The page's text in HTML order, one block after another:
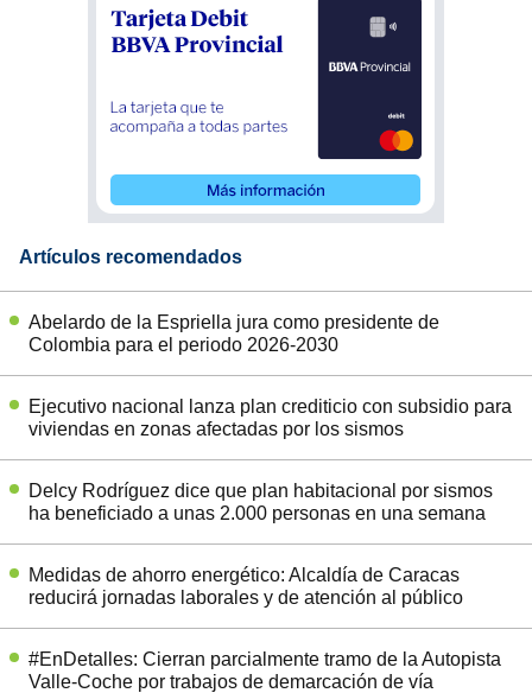
Artículos recomendados
Abelardo de la Espriella jura como presidente de
Colombia para el periodo 2026-2030
Ejecutivo nacional lanza plan crediticio con subsidio para
viviendas en zonas afectadas por los sismos
Delcy Rodríguez dice que plan habitacional por sismos
ha beneficiado a unas 2.000 personas en una semana
Medidas de ahorro energético: Alcaldía de Caracas
reducirá jornadas laborales y de atención al público
#EnDetalles: Cierran parcialmente tramo de la Autopista
Valle-Coche por trabajos de demarcación de vía